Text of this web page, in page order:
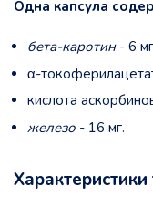
Одна капсула
бета-каротин- 6
α-
кислота
железо - 16 мг.
Характеристики